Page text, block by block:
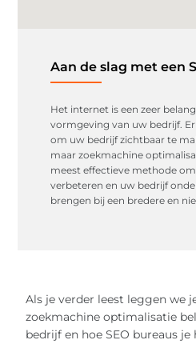
Aan de slag met een
Het internet is een zeer
vormgeving van uw bedrijf.
om uw bedrijf zichtbaar te
maar zoekmachine
meest effectieve methode
verbeteren en uw bedrijf
brengen bij een bredere en
Als je verder leest leggen we
zoekmachine optimalisatie
bedrijf en hoe SEO bureaus